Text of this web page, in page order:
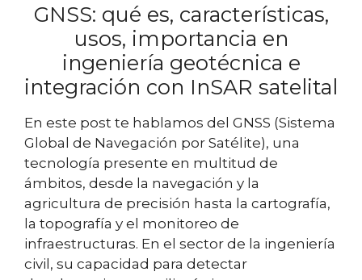
GNSS: qué es, características,
usos, importancia en
ingeniería geotécnica e
integración con InSAR satelital
En este post te hablamos del GNSS (Sistema
Global de Navegación por Satélite), una
tecnología presente en multitud de
ámbitos, desde la navegación y la
agricultura de precisión hasta la cartografía,
la topografía y el monitoreo de
infraestructuras. En el sector de la ingeniería
civil, su capacidad para detectar